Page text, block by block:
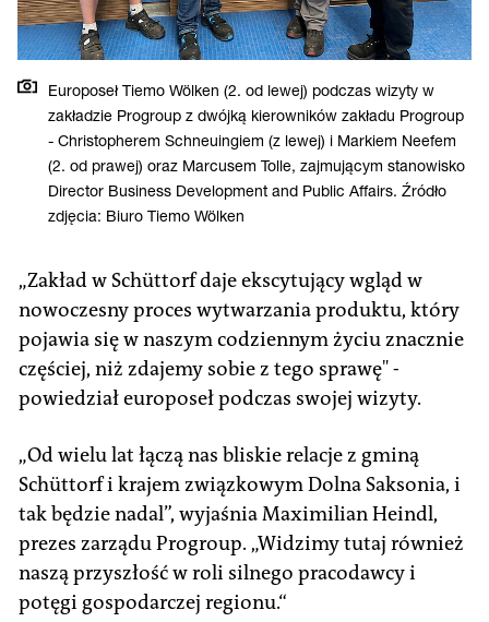
Europoseł Tiemo Wölken (2. od lewej) podczas wizyty w
zakładzie Progroup z dwójką kierowników zakładu Progroup
- Christopherem Schneuingiem (z lewej) i Markiem Neefem
(2. od prawej) oraz Marcusem Tolle, zajmującym stanowisko
Director Business Development and Public Affairs. Źródło
zdjęcia: Biuro Tiemo Wölken
„Zakład w Schüttorf daje ekscytujący wgląd w
nowoczesny proces wytwarzania produktu, który
pojawia się w naszym codziennym życiu znacznie
częściej, niż zdajemy sobie z tego sprawę" -
powiedział europoseł podczas swojej wizyty.
„Od wielu lat łączą nas bliskie relacje z gminą
Schüttorf i krajem związkowym Dolna Saksonia, i
tak będzie nadal”, wyjaśnia Maximilian Heindl,
prezes zarządu Progroup. „Widzimy tutaj również
naszą przyszłość w roli silnego pracodawcy i
potęgi gospodarczej regionu.“